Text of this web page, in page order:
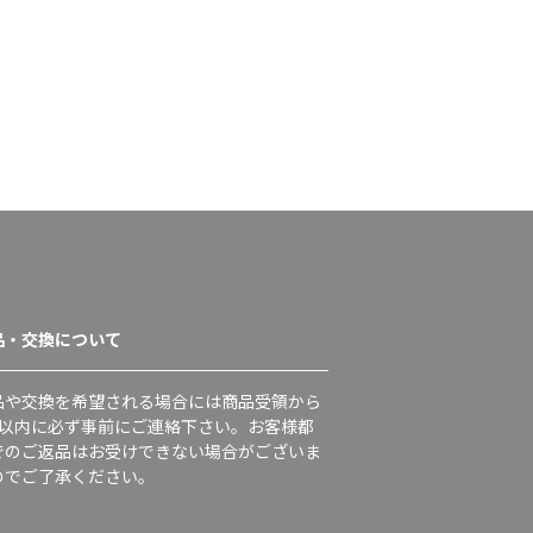
・交換について
や交換を希望される場合には商品受領から
内に必ず事前にご連絡下さい。お客様都
のご返品はお受けできない場合がございま
ご了承ください。